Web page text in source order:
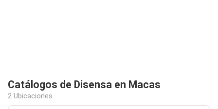
Catálogos de Disensa en Macas
2 Ubicaciones